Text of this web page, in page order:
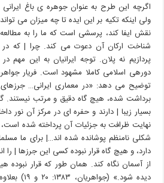
اگرچه این طرح به عنوان جوهره ی باغ
ولی اینکه تکیه بر این ایده تا چه میزان می
نقش ایفا کند، پرسشی است که ما را به
شناخت ارکان آن دعوت می کند. چرا | که
پردازیم نه پلان. توجه ایرانیان به این
دورهی اسلامی کاملا مشهود است. فریار
توضیح می دهد: «در معماری ایرانی…
برداشت شده، هیچ گاه دقیق و مرتب نیستند.
بسیار زیبا | دارند و حفره ای در مرکز آن نور
نهایت ظرافت به جزئیات آن پرداخته شده
شکلی نامنظم پوشانده شده اند…| برای ما
دارد، و هیچ گاه قرار نبوده کسی این جرزها | را
از آسمان نگاه کند. همان طور که قرار نبوده
دیده شود.»